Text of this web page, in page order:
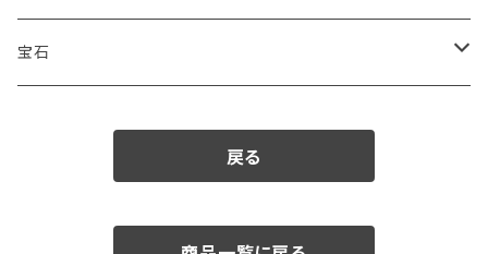
宝石
カラーストーン
戻る